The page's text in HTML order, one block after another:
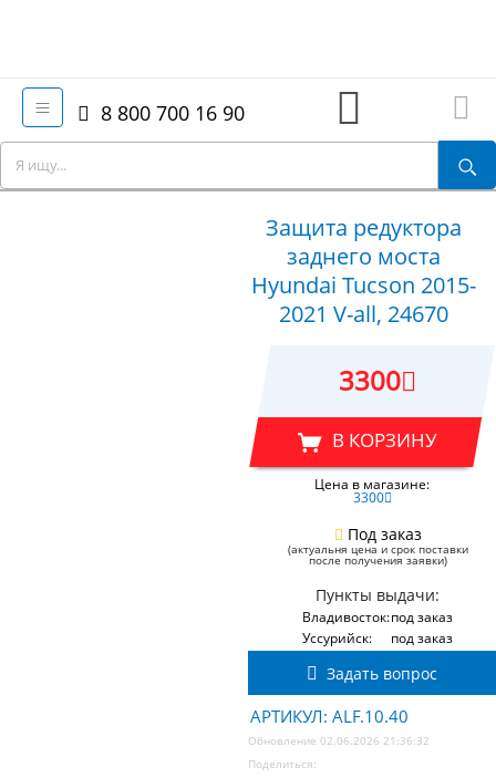
8 800 700 16 90
Защита редуктора
заднего моста
Hyundai Tucson 2015-
2021 V-all, 24670
3300
В КОРЗИНУ
Цена в магазине:
3300
Под заказ
(актуальня цена и срок поставки
после получения заявки)
Пункты выдачи:
Владивосток:под заказ
Уссурийск:
под заказ
Задать вопрос
АРТИКУЛ: ALF.10.40
Обновление 02.06.2026 21:36:32
Поделиться: